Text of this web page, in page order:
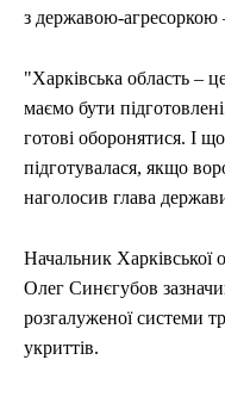
з державою-
"Харківська область –
маємо бути
готові оборонятися. І
підготувалася, якщо
наголосив глава
Начальник Харківської
Олег Синєгубов
розгалуженої системи
укриттів.